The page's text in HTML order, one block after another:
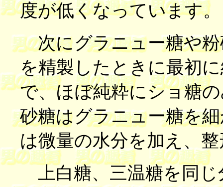
度が低くなっています。
次にグラニュー糖や粉
を精製したときに最初
で、ほぼ純粋にショ糖
砂糖はグラニュー糖を
は微量の水分を加え、
上白糖、三温糖を同じ